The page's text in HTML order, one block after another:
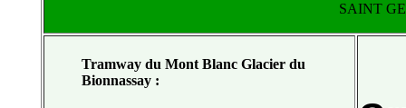
SAINT
Tramway du Mont Blanc Glacier du
Bionnassay :